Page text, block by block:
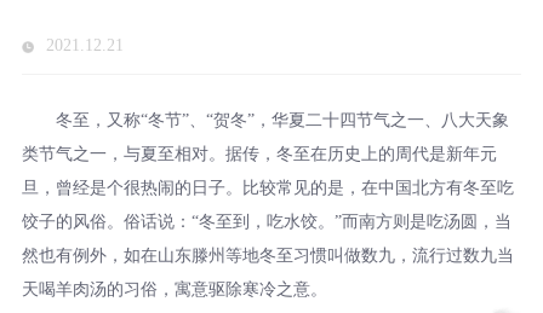
2021.12.21
冬至，又称“冬节”、“贺冬”，华夏二十四节气之一、八大天象
类节气之一，与夏至相对。据传，冬至在历史上的周代是新年元
旦，曾经是个很热闹的日子。比较常见的是，在中国北方有冬至吃
饺子的风俗。俗话说：“冬至到，吃水饺。”而南方则是吃汤圆，当
然也有例外，如在山东滕州等地冬至习惯叫做数九，流行过数九当
天喝羊肉汤的习俗，寓意驱除寒冷之意。